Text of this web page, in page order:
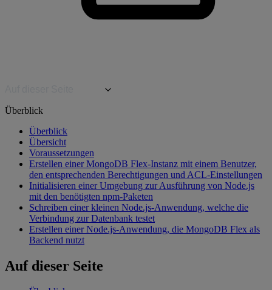
Überblick
Überblick
Übersicht
Voraussetzungen
Erstellen einer MongoDB Flex-Instanz mit einem Benutzer,
den entsprechenden Berechtigungen und ACL-Einstellungen
Initialisieren einer Umgebung zur Ausführung von Node.js
mit den benötigten npm-Paketen
Schreiben einer kleinen Node.js-Anwendung, welche die
Verbindung zur Datenbank testet
Erstellen einer Node.js-Anwendung, die MongoDB Flex als
Backend nutzt
Auf dieser Seite